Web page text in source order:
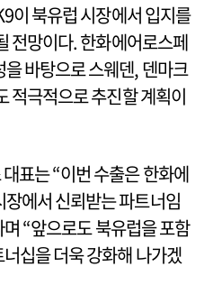
이 북유럽 시장에서 입지를
전망이다. 한화에어로스페
바탕으로 스웨덴, 덴마크
적극적으로 추진할 계획이
표는 “이번 수출은 한화에
에서 신뢰받는 파트너임
“앞으로도 북유럽을 포함
십을 더욱 강화해 나가겠